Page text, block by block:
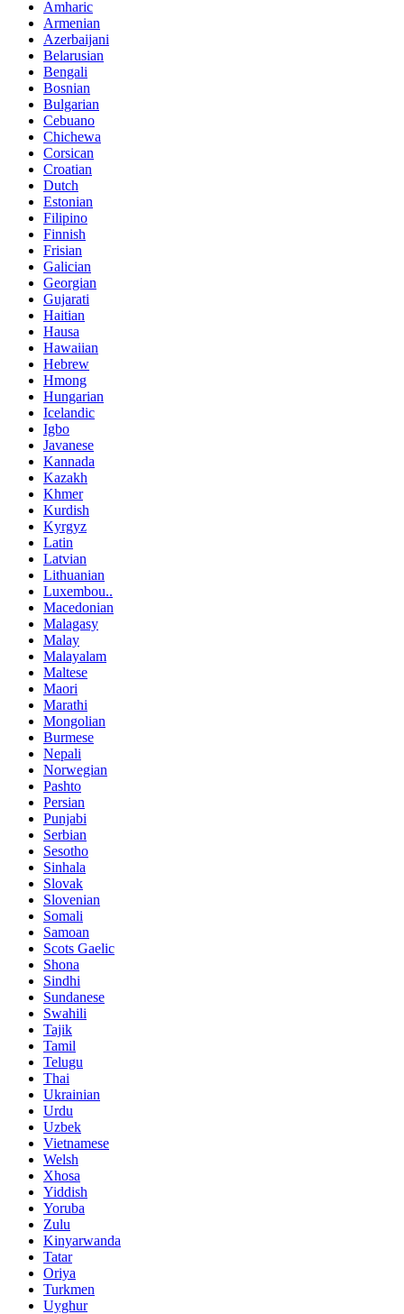
Amharic
Armenian
Azerbaijani
Belarusian
Bengali
Bosnian
Bulgarian
Cebuano
Chichewa
Corsican
Croatian
Dutch
Estonian
Filipino
Finnish
Frisian
Galician
Georgian
Gujarati
Haitian
Hausa
Hawaiian
Hebrew
Hmong
Hungarian
Icelandic
Igbo
Javanese
Kannada
Kazakh
Khmer
Kurdish
Kyrgyz
Latin
Latvian
Lithuanian
Luxembou..
Macedonian
Malagasy
Malay
Malayalam
Maltese
Maori
Marathi
Mongolian
Burmese
Nepali
Norwegian
Pashto
Persian
Punjabi
Serbian
Sesotho
Sinhala
Slovak
Slovenian
Somali
Samoan
Scots Gaelic
Shona
Sindhi
Sundanese
Swahili
Tajik
Tamil
Telugu
Thai
Ukrainian
Urdu
Uzbek
Vietnamese
Welsh
Xhosa
Yiddish
Yoruba
Zulu
Kinyarwanda
Tatar
Oriya
Turkmen
Uyghur